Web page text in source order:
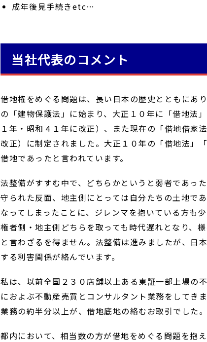
成年後見手続きetc…
当社代表のコメント
借地権をめぐる問題は、長い日本の歴史とともにあ
の「建物保護法」に始まり、大正１０年に「借地法
１年・昭和４１年に改正）、また現在の「借地借家
改正）に制定されました。大正１０年の「借地法」
借地であったと言われています。
法整備がすすむ中で、どちらかというと弱者であっ
守られた反面、地主側にとっては自分たちの土地で
なってしまったことに、ジレンマを抱いている方も
権者側・地主側どちらを取っても時代遅れとなり、
と言わざるを得ません。法整備は進みましたが、日
する利害関係が絡んでいます。
私は、以前全国２３０店舗以上ある東証一部上場の
におよぶ不動産売買とコンサルタント業務をしてき
業務の約半分以上が、借地底地の絡むお取引でした。
都内において、相当数の方が借地をめぐる問題を抱